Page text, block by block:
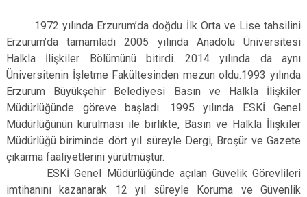
1972 yılında Erzurum’da doğdu İlk Orta ve Lise tahsilini
Erzurum’da tamamladı 2005 yılında Anadolu Üniversitesi
Halkla İlişkiler Bölümünü bitirdi. 2014 yılında da aynı
Üniversitenin İşletme Fakültesinden mezun oldu.1993 yılında
Erzurum Büyükşehir Belediyesi Basın ve Halkla İlişkiler
Müdürlüğünde göreve başladı. 1995 yılında ESKİ Genel
Müdürlüğünün kurulması ile birlikte, Basın ve Halkla İlişkiler
Müdürlüğü biriminde dört yıl süreyle Dergi, Broşür ve Gazete
çıkarma faaliyetlerini yürütmüştür.
ESKİ Genel Müdürlüğünde açılan Güvelik Görevlileri
imtihanını kazanarak 12 yıl süreyle Koruma ve Güvenlik